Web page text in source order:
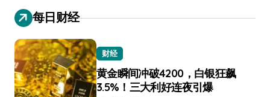
每日财经
财经
黄金瞬间冲破4200，白银狂飙
3.5%！三大利好连夜引爆